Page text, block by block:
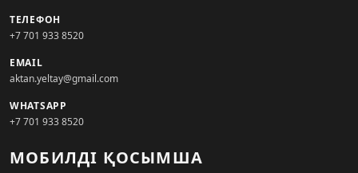
ТЕЛЕФОН
+7 701 933 8520
EMAIL
aktan.yeltay@gmail.com
WHATSAPP
+7 701 933 8520
МОБИЛДІ ҚОСЫМША